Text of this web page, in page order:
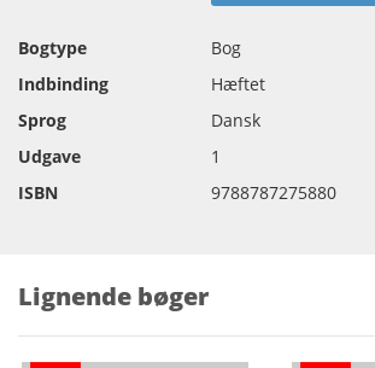
Bogtype
Bog
Indbinding
Hæftet
Sprog
Dansk
Udgave
1
ISBN
9788787275880
Lignende bøger